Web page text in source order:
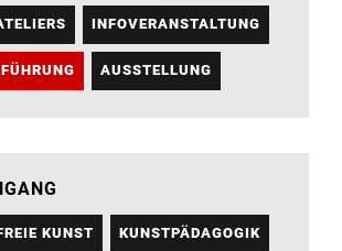
INFOVERANSTALTUNG
AUSSTELLUNG
KUNST KUNSTPÄDAGOGIK